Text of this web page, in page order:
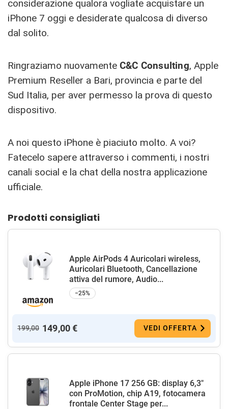
considerazione qualora vogliate acquistare un
iPhone 7 oggi e desiderate qualcosa di diverso
dal solito.
Ringraziamo nuovamente C&C Consulting, Apple
Premium Reseller a Bari, provincia e parte del
Sud Italia, per aver permesso la prova di questo
dispositivo.
A noi questo iPhone è piaciuto molto. A voi?
Fatecelo sapere attraverso i commenti, i nostri
canali social e la chat della nostra applicazione
ufficiale.
Prodotti consigliati
Apple AirPods 4 Auricolari wireless,
Auricolari Bluetooth, Cancellazione
attiva del rumore, Audio...
−25%
199,00 149,00 € VEDI OFFERTA
Apple iPhone 17 256 GB: display 6,3"
con ProMotion, chip A19, fotocamera
frontale Center Stage per...